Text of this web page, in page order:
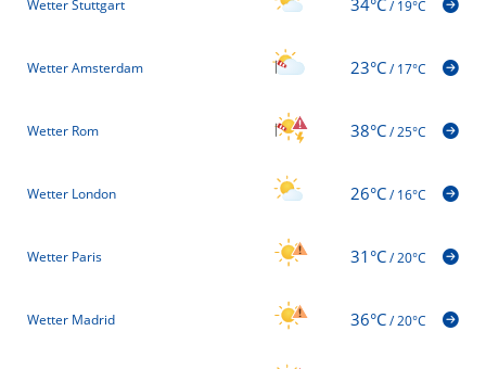
Wetter Stuttgart /19°C
Wetter Amsterdam 23°C/17°C
Wetter Rom 38°C/25°C
Wetter London 26°C/16°C
Wetter Paris 31°C/20°C
Wetter Madrid 36°C/20°C